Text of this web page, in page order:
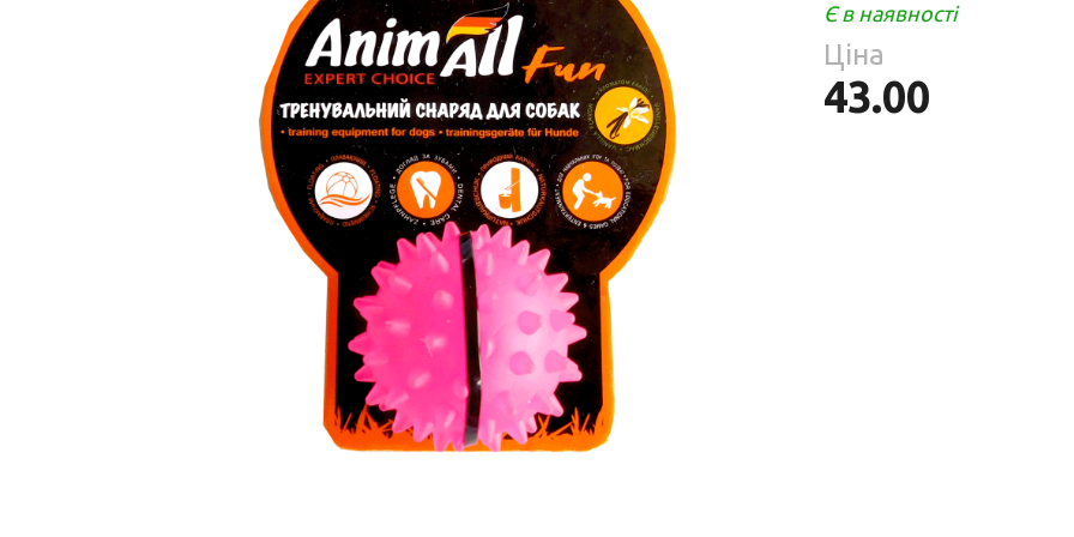
Крупи
Соуси
Консервація
Східна кухня
Снеки та закуски
Харчові
інгредієнти
Рослинна олія
Борошно та
висівки
Подарункові
набори
Є в наявності
Ціна
43.00